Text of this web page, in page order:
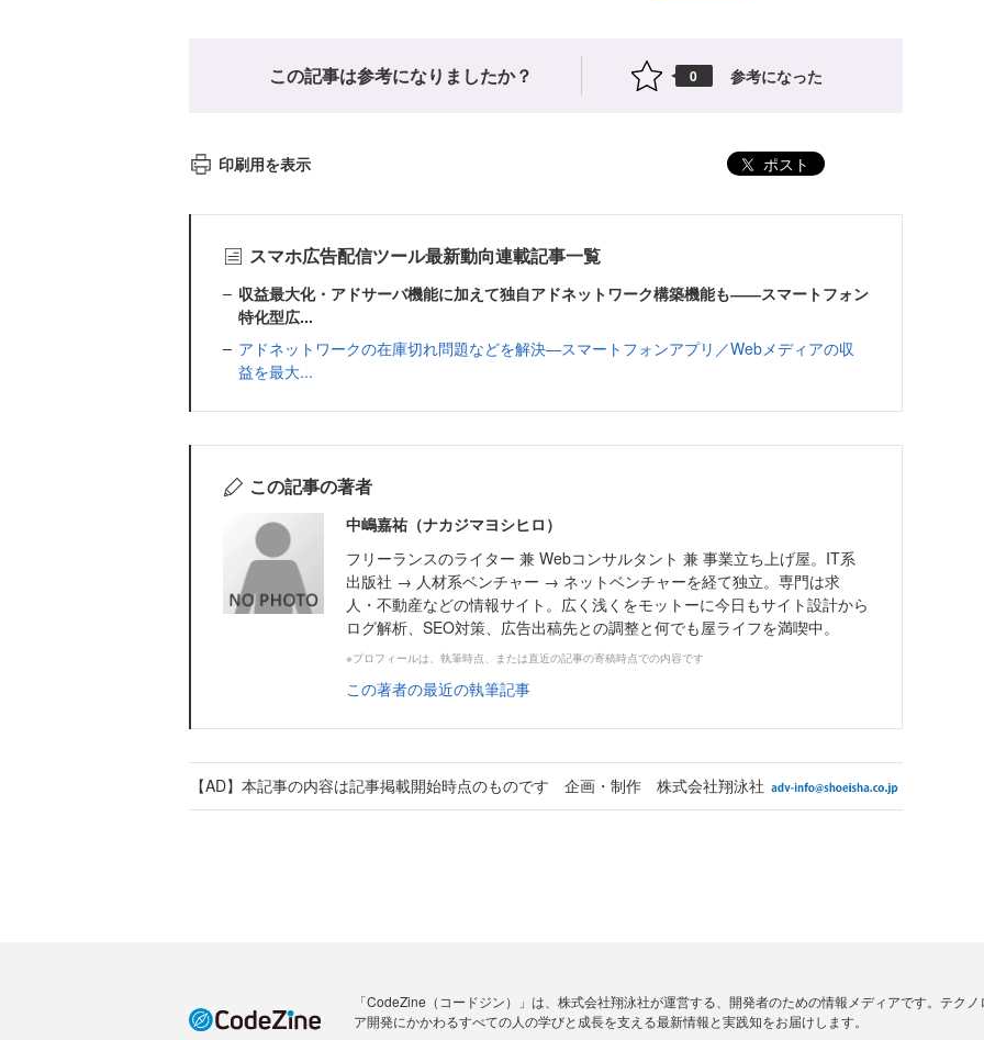
この記事は参考になりましたか？ 0 参考になった
印刷用を表示 ポスト
スマホ広告配信ツール最新動向連載記事一覧
収益最大化・アドサーバ機能に加えて独自アドネットワーク構築機能も――スマートフォン
特化型広...
アドネットワークの在庫切れ問題などを解決―スマートフォンアプリ／Webメディアの収
益を最大...
この記事の著者
中嶋嘉祐（ナカジマヨシヒロ）
フリーランスのライター 兼 Webコンサルタント 兼 事業立ち上げ屋。IT系
出版社 → 人材系ベンチャー → ネットベンチャーを経て独立。専門は求
人・不動産などの情報サイト。広く浅くをモットーに今日もサイト設計から
ログ解析、SEO対策、広告出稿先との調整と何でも屋ライフを満喫中。
※プロフィールは、執筆時点、または直近の記事の寄稿時点での内容です
この著者の最近の執筆記事
【AD】本記事の内容は記事掲載開始時点のものです 企画・制作 株式会社翔泳社
「CodeZine（コードジン）」は、株式会社翔泳社が運営する、開発者のための情報メディアです。テク
ア開発にかかわるすべての人の学びと成長を支える最新情報と実践知をお届けします。